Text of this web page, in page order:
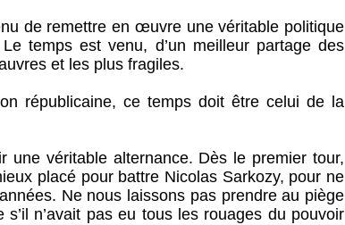
de remettre en œuvre une véritable politique
temps est venu, d’un meilleur partage des
et les plus fragiles.
républicaine, ce temps doit être celui de la
une véritable alternance. Dès le premier tour,
placé pour battre Nicolas Sarkozy, pour ne
Ne nous laissons pas prendre au piège
n’avait pas eu tous les rouages du pouvoir